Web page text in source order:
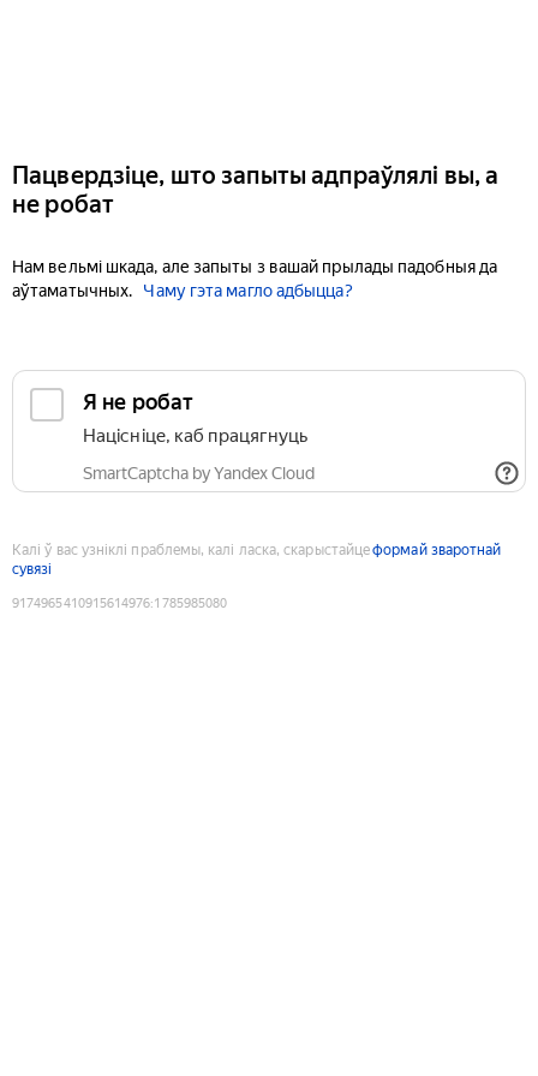
Пацвердзіце, што запыты адпраўлялі вы, а
не робат
Нам вельмі шкада, але запыты з вашай прылады падобныя да
аўтаматычных.
Чаму гэта магло адбыцца?
Я не робат
Націсніце, каб працягнуць
SmartCaptcha by Yandex Cloud
Калі ў вас узніклі праблемы, калі ласка, скарыстайцеформай зваротнай
сувязі
9174965410915614976:1785985080